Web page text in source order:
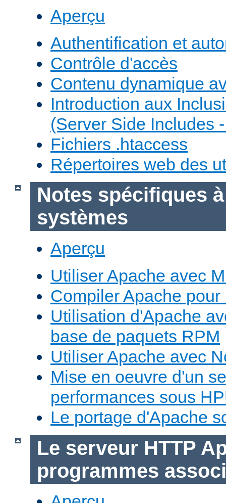
Aperçu
Authentification et
Contrôle d'accès
Contenu dynamique
Introduction aux
(Server Side Includes
Fichiers .htaccess
Répertoires web des
Notes spécifiques
systèmes
Aperçu
Utiliser Apache avec
Compiler Apache
Utilisation d'Apache
base de paquets RPM
Utiliser Apache avec
Mise en oeuvre d'un
performances sous
Le portage d'Apache
Le serveur HTTP
programmes